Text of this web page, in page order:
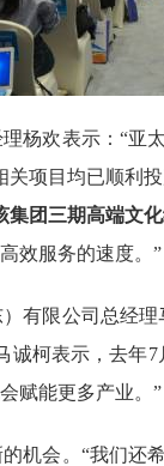
欢表示：“亚
项目均已顺利
集团三期高端文
效服务的速度。”
限公司总经理
诚柯表示，去年
赋能更多产业。”
会。“我们还